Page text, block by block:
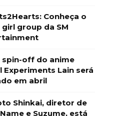
Conheça o
girl group da SM
spin-off do anime
Experiments Lain será
em abril
Shinkai, diretor de
e Suzume, está